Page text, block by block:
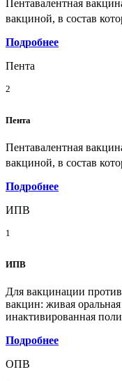
Пентавалентная
вакциной, в состав
Подробнее
Пента
2
Пента
Пентавалентная
вакциной, в состав
Подробнее
ИПВ
1
ИПВ
Для вакцинации
вакцин: живая
инактивированная
Подробнее
ОПВ